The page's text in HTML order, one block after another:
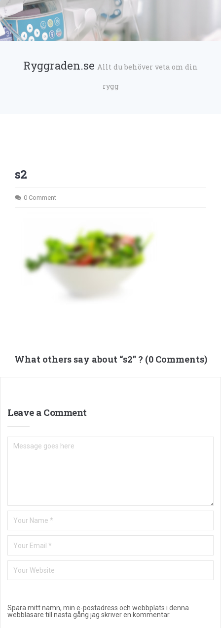
Ryggraden.se Allt du behöver veta om din
rygg
s2
0 Comment
What others say about “s2” ? (0 Comments)
Leave a Comment
Spara mitt namn, min e-postadress och webbplats i denna
webbläsare till nästa gång jag skriver en kommentar.